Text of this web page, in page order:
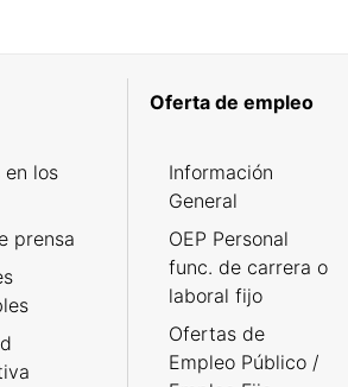
los
prensa
Oferta de empleo
Información
General
OEP Personal
func. de carrera o
laboral fijo
Ofertas de
Empleo Público /